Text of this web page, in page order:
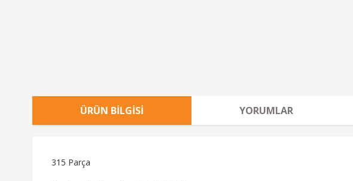
ÜRÜN BILGISI YORUMLAR
315 Parça